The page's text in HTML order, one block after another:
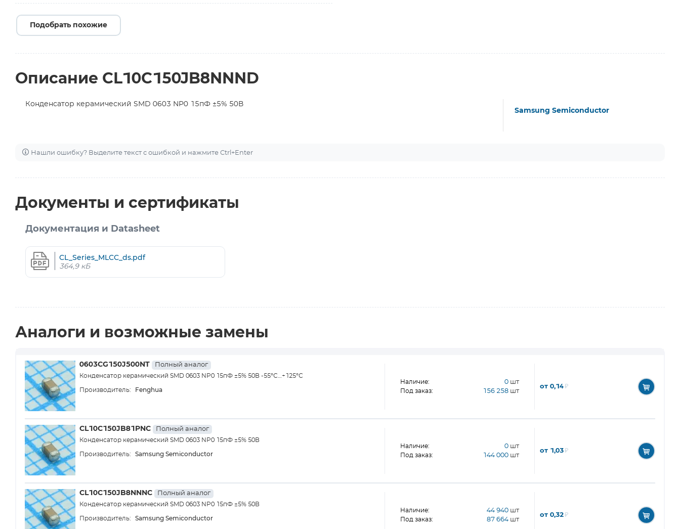
Подобрать похожие
Описание CL10C150JB8NNND
Конденсатор керамический SMD 0603 NP0 15пФ ±5% 50В
Samsung Semiconductor
Нашли ошибку? Выделите текст с ошибкой и нажмите Ctrl+Enter
Документы и сертификаты
Документация и Datasheet
CL_Series_MLCC_ds.pdf
364,9 кБ
Аналоги и возможные замены
0603CG150J500NT Полный аналог
Конденсатор керамический SMD 0603 NP0 15пФ ±5% 50В -55°С…+125°С
Производитель: Fenghua
Наличие: 0 шт
Под заказ: 156 258 шт
от 0,14₽
CL10C150JB81PNC Полный аналог
Конденсатор керамический SMD 0603 NP0 15пФ ±5% 50В
Производитель: Samsung Semiconductor
Наличие: 0 шт
Под заказ: 144 000 шт
от 1,03₽
CL10C150JB8NNNC Полный аналог
Конденсатор керамический SMD 0603 NP0 15пФ ±5% 50В
Производитель: Samsung Semiconductor
Наличие: 44 940 шт
Под заказ: 87 664 шт
от 0,32₽